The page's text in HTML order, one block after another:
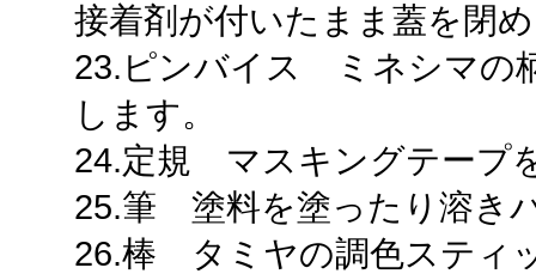
接着剤が付いたまま蓋を閉
23.ピンバイス ミネシマの
します。
24.定規 マスキングテープ
25.筆 塗料を塗ったり溶き
26.棒 タミヤの調色スティ